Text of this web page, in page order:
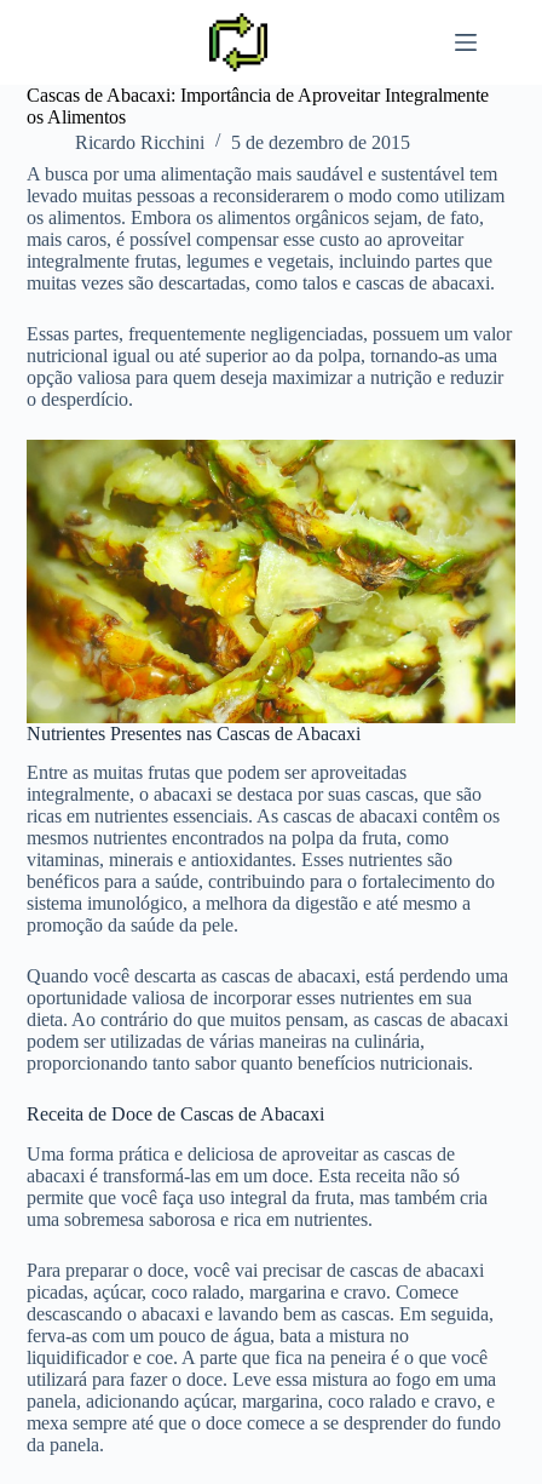
Cascas de Abacaxi: Importância de Aproveitar Integralmente
os Alimentos
Ricardo Ricchini
5 de dezembro de 2015
A busca por uma alimentação mais saudável e sustentável tem
levado muitas pessoas a reconsiderarem o modo como utilizam
os alimentos. Embora os alimentos orgânicos sejam, de fato,
mais caros, é possível compensar esse custo ao aproveitar
integralmente frutas, legumes e vegetais, incluindo partes que
muitas vezes são descartadas, como talos e cascas de abacaxi.
Essas partes, frequentemente negligenciadas, possuem um valor
nutricional igual ou até superior ao da polpa, tornando-as uma
opção valiosa para quem deseja maximizar a nutrição e reduzir
o desperdício.
Nutrientes Presentes nas Cascas de Abacaxi
Entre as muitas frutas que podem ser aproveitadas
integralmente, o abacaxi se destaca por suas cascas, que são
ricas em nutrientes essenciais. As cascas de abacaxi contêm os
mesmos nutrientes encontrados na polpa da fruta, como
vitaminas, minerais e antioxidantes. Esses nutrientes são
benéficos para a saúde, contribuindo para o fortalecimento do
sistema imunológico, a melhora da digestão e até mesmo a
promoção da saúde da pele.
Quando você descarta as cascas de abacaxi, está perdendo uma
oportunidade valiosa de incorporar esses nutrientes em sua
dieta. Ao contrário do que muitos pensam, as cascas de abacaxi
podem ser utilizadas de várias maneiras na culinária,
proporcionando tanto sabor quanto benefícios nutricionais.
Receita de Doce de Cascas de Abacaxi
Uma forma prática e deliciosa de aproveitar as cascas de
abacaxi é transformá-las em um doce. Esta receita não só
permite que você faça uso integral da fruta, mas também cria
uma sobremesa saborosa e rica em nutrientes.
Para preparar o doce, você vai precisar de cascas de abacaxi
picadas, açúcar, coco ralado, margarina e cravo. Comece
descascando o abacaxi e lavando bem as cascas. Em seguida,
ferva-as com um pouco de água, bata a mistura no
liquidificador e coe. A parte que fica na peneira é o que você
utilizará para fazer o doce. Leve essa mistura ao fogo em uma
panela, adicionando açúcar, margarina, coco ralado e cravo, e
mexa sempre até que o doce comece a se desprender do fundo
da panela.